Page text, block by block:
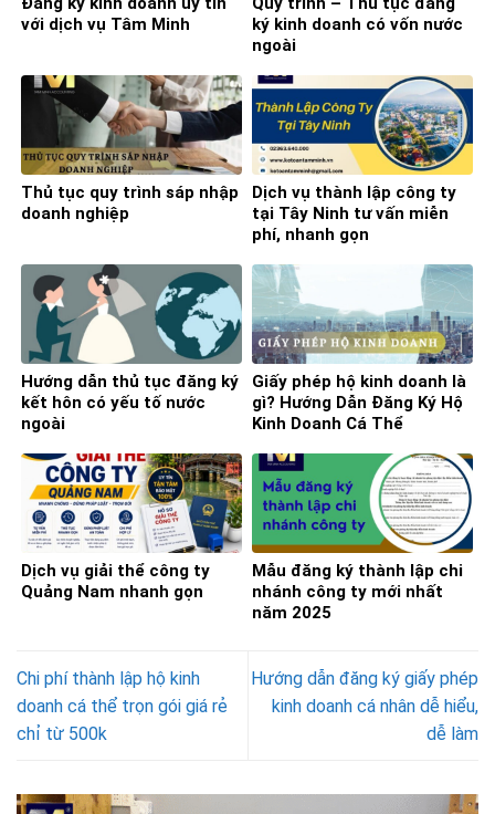
với dịch vụ Tâm Minh
ký kinh doanh có vốn nước
ngoài
Thủ tục quy trình sáp nhập
doanh nghiệp
Dịch vụ thành lập công ty
tại Tây Ninh tư vấn miễn
phí, nhanh gọn
Hướng dẫn thủ tục đăng ký
kết hôn có yếu tố nước
ngoài
Giấy phép hộ kinh doanh là
gì? Hướng Dẫn Đăng Ký Hộ
Kinh Doanh Cá Thể
Dịch vụ giải thể công ty
Quảng Nam nhanh gọn
Mẫu đăng ký thành lập chi
nhánh công ty mới nhất
năm 2025
Chi phí thành lập hộ kinh
doanh cá thể trọn gói giá rẻ
chỉ từ 500k
Hướng dẫn đăng ký giấy phép
kinh doanh cá nhân dễ hiểu,
dễ làm